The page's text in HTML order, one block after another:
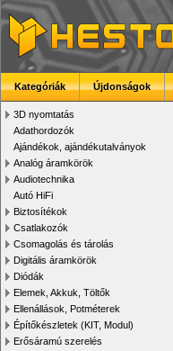
Kategóriák Újdonságok
3D nyomtatás
Adathordozók
Ajándékok, ajándékutalványok
Analóg áramkörök
Audiotechnika
Autó HiFi
Biztosítékok
Csatlakozók
Csomagolás és tárolás
Digitális áramkörök
Diódák
Elemek, Akkuk, Töltők
Ellenállások, Potméterek
Építőkészletek (KIT, Modul)
Erősáramú szerelés